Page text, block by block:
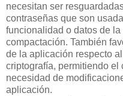
necesitan ser
contraseñas que son
funcionalidad o datos de
compactación. También
de la aplicación respecto
criptografía, permitiendo
necesidad de
aplicación.